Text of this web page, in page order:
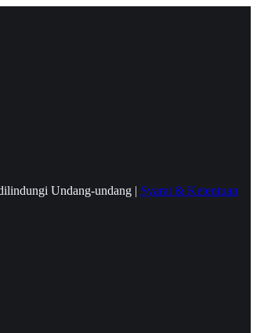
Undang-undang | Syarat & Ketentuan